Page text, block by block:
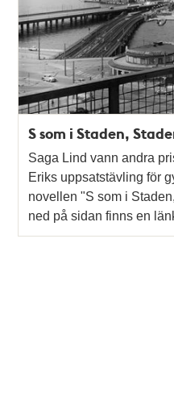
S som i Staden,
Saga Lind vann andra
Eriks uppsatstävling för
novellen "S som i
ned på sidan finns en